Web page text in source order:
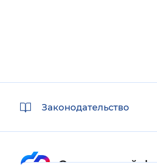
ссылкиЗаконодательство